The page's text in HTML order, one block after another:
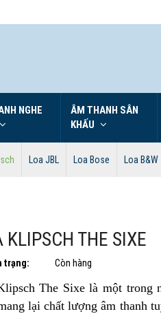
NGHE
ÂM THANH SÂN
KHẤU
Loa JBL Loa Bose Loa B&W
KLIPSCH THE SIXE
trạng: Còn hàng
The Sixe là một trong
lại chất lượng âm thanh